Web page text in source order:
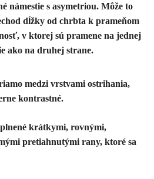
námestie s asymetriou. Môže to
dĺžky od chrbta k prameňom
v ktorej sú pramene na jednej
ako na druhej strane.
medzi vrstvami ostrihania,
kontrastné.
krátkymi, rovnými,
pretiahnutými rany, ktoré sa